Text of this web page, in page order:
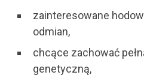
zainteresowane
odmian,
chcące zachować
genetyczną,